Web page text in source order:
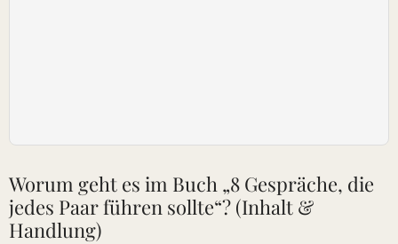
Worum geht es im Buch „8 Gespräche, die
jedes Paar führen sollte“? (Inhalt &
Handlung)